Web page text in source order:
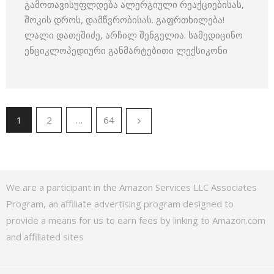
გამოთავისუფლდება ალერგიული რეაქციებისას,
შოკის დროს, დამწვრობისას. გაფრთხილება!
ლალი დათეშიძე, არჩილ შენგელია. სამედიცინო
ენციკლოპედიური განმარტებითი ლექსიკონი
1 2 … 64
We are a participant in the Amazon Services LLC Associates
Program, an affiliate advertising program designed to
provide a means for us to earn fees by linking to Amazon.com
and affiliated sites